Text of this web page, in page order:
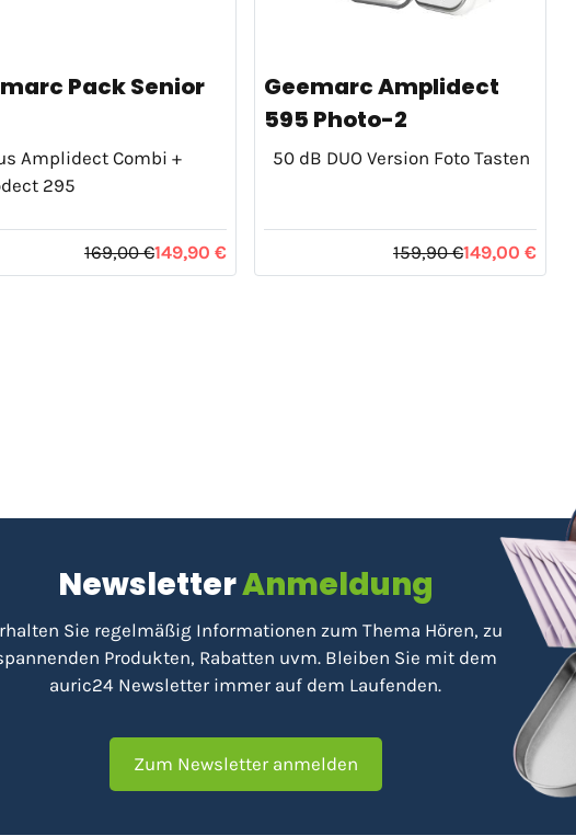
Pack Senior
Amplidect Combi +
295
169,00 €149,90 €
Geemarc Amplidect
595 Photo-2
50 dB DUO Version Foto Tasten
159,90 €149,00 €
NewsletterAnmeldung
Sie regelmäßig Informationen zum Thema Hören, zu
Produkten, Rabatten uvm. Bleiben Sie mit dem
auric24 Newsletter immer auf dem Laufenden.
Zum Newsletter anmelden